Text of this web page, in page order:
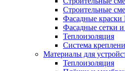
Строительные
Фасадные
Фасадные сетки
Теплоизоляция
Система
Материалы для
Теплоизоляция